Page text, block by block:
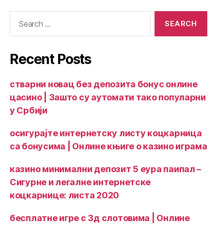
Recent Posts
стварни новац без депозита бонус онлине
цасино | Зашто су аутомати тако популарни
у Србији
осигурајте интернетску листу коцкарница
са бонусима | Онлине књиге о казино играма
казино минимални депозит 5 еура паипал –
Сигурне и легалне интернетске
коцкарнице: листа 2020
бесплатне игре с 3д слотовима | Онлине